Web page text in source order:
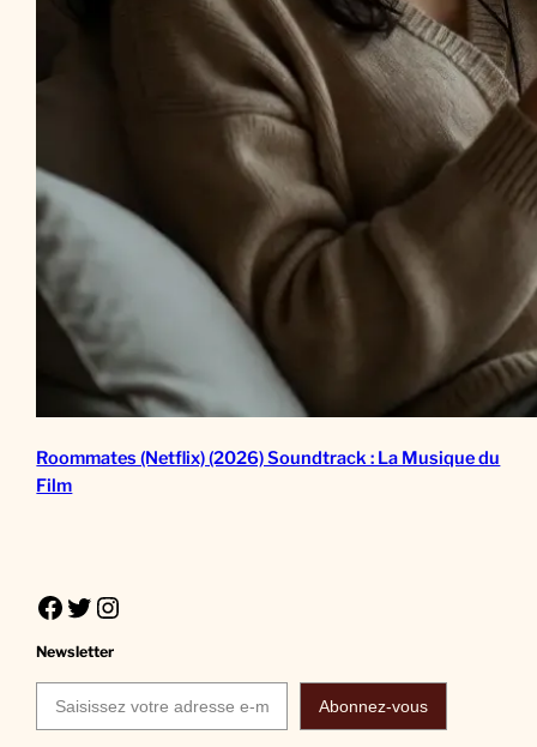
Roommates (Netflix) (2026) Soundtrack : La Musique du
Film
Facebook Twitter Instagram
Newsletter
Saisissez votre adresse e-mail…
Abonnez-vous